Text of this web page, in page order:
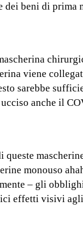
beni di prima
viene
sarebbe
anche il
monouso
– gli
effetti visivi